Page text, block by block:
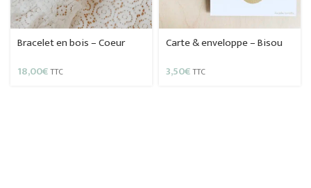
Bracelet en bois – Coeur
18,00€TTC
Carte & enveloppe – Bisou
3,50€TTC